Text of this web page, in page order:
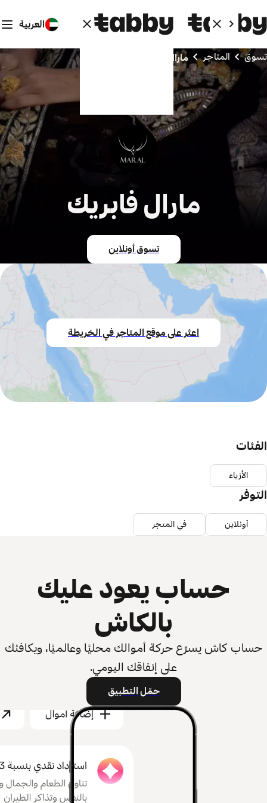
العربية
تسوق المتاجر مارال فابريك
مارال فابريك
تسوق أونلاين
اعثر على موقع المتاجر في الخريطة
الفئات
الأزياء
التوفر
أونلاين في المتجر
حساب يعود عليك
بالكاش
حساب كاش يسرّع حركة أموالك محليًا وعالميًا، ويكافئك
على إنفاقك اليومي.
حمّل التطبيق